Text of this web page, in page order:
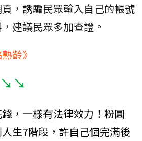
，誘騙民眾輸入自己的帳號
建議民眾多加查證。
齡》
，一樣有法律效力！粉圓
生7階段，許自己個完滿後